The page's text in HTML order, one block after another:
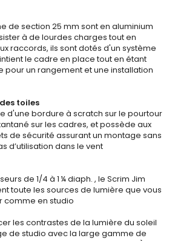
de section 25 mm sont en aluminium
à de lourdes charges tout en
raccords, ils sont dotés d'un système
le cadre en place tout en étant
un rangement et une installation
toiles
d'une bordure à scratch sur le pourtour
sur les cadres, et possède aux
de sécurité assurant un montage sans
d’utilisation dans le vent
de 1/4 à 1 ¼ diaph. , le Scrim Jim
toute les sources de lumière que vous
comme en studio
les contrastes de la lumière du soleil
de studio avec la large gamme de